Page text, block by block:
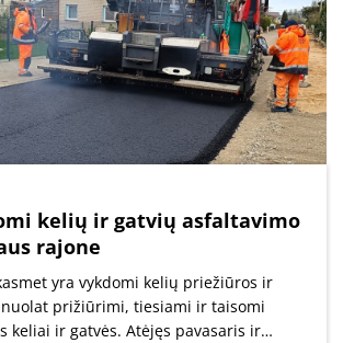
kelių ir gatvių asfaltavimo
rajone
yra vykdomi kelių priežiūros ir
prižiūrimi, tiesiami ir taisomi
keliai ir gatvės. Atėjęs pavasaris ir